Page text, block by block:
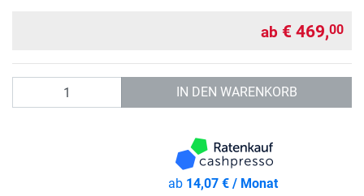
ab € 469,00
IN DEN WARENKORB
ab 14,07 € / Monat